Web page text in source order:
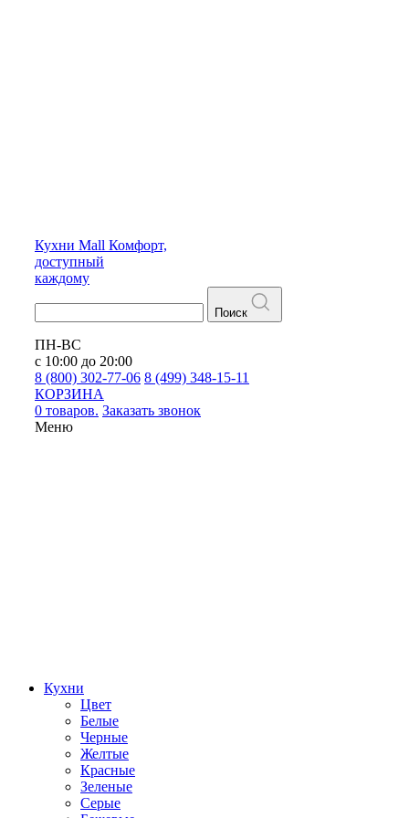
Кухни Mall Комфорт,
доступный
каждому
Поиск
ПН-ВС
с 10:00 до 20:00
8 (800) 302-77-06 8 (499) 348-15-11
КОРЗИНА
0 товаров. Заказать звонок
Меню
Кухни
Цвет
Белые
Черные
Желтые
Красные
Зеленые
Серые